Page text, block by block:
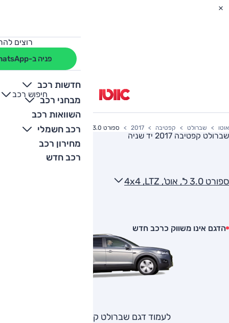
רוצים
פניה ב-WhatsApp
חדשות רכב
מבחני רכב
השוואות רכב
רכב חשמלי
מחירון רכב
רכב חדש
חיפוש רכב
+
-
אוטו שברולט קפטיבה 2017 ספורט 3.0 ל', אוט', 4x4 ,LTZ
שברולט קפטיבה 2017 יד שניה
ספורט 3.0 ל', אוט', 4x4 ,LTZ
הדגם אינו משווק כרכב חדש
לעמוד דגם שברולט קפטיבה